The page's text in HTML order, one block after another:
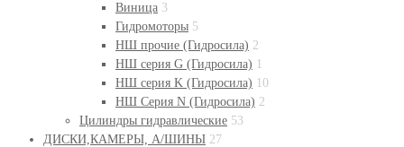
Виница 3
Гидромоторы 5
НШ прочие (Гидросила) 2
НШ серия G (Гидросила) 1
НШ серия K (Гидросила) 10
НШ Серия N (Гидросила) 2
Цилиндры гидравлические 53
ДИСКИ,КАМЕРЫ, А/ШИНЫ 27